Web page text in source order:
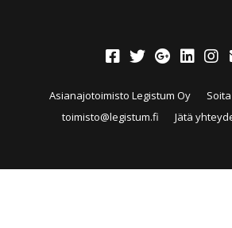
Asianajotoimisto Legistum Oy
toimisto@legistum.fi
Jätä